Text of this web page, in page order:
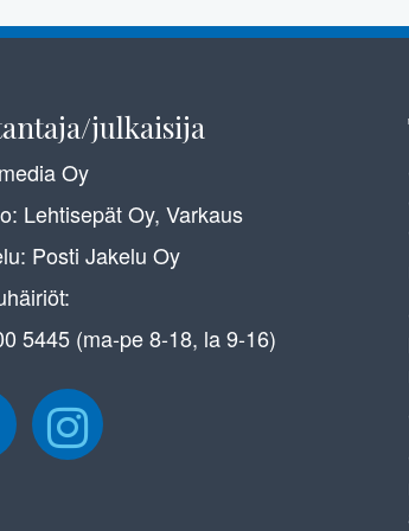
julkaisija
Oy
Lehtisepät Oy, Varkaus
Posti Jakelu Oy
5445 (ma-pe 8-18, la 9-16)